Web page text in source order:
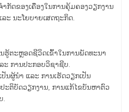
ກັດຂອງເຄື່ອງໃນການຄຸ້ມຄອງວຽກງານ
ລະ ນະໂຍບາຍເສດຖະກິດ.
ຮູ້ຕະຫຼອດຊີວິດເຂົ້າໃນການພັດທະນາ
ະ ການປະກອບວິຊາຊີບ.
ນຜູ້ນຳ ແລະ ການເຮັດວຽກເປັນ
ະຕິບັດວຽກງານ, ການແກ້ໄຂບັນຫາຕົວ
ບ.